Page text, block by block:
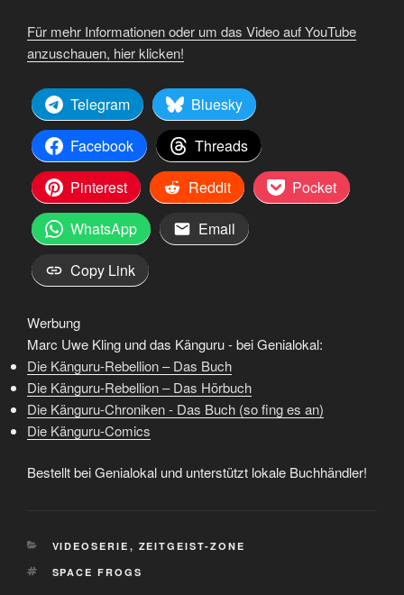
Für mehr Informationen oder um das Video auf YouTube
anzuschauen, hier klicken!
Telegram
Bluesky
Facebook
Threads
Pinterest
Reddit
Pocket
WhatsApp
Email
Copy Link
Werbung
Marc Uwe Kling und das Känguru - bei Genialokal:
Die Känguru-Rebellion – Das Buch
Die Känguru-Rebellion – Das Hörbuch
Die Känguru-Chroniken - Das Buch (so fing es an)
Die Känguru-Comics
Bestellt bei Genialokal und unterstützt lokale Buchhändler!
KATEGORIEN
VIDEOSERIE , ZEITGEIST-ZONE
SCHLAGWÖRTER
SPACE FROGS